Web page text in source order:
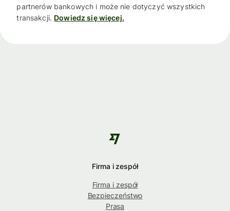
partnerów bankowych i może nie dotyczyć wszystkich
transakcji. Dowiedz się więcej.
Firma i zespół
Firma i zespół
Bezpieczeństwo
Prasa